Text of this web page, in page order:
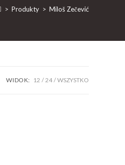
> Produkty > Miloš Zečević
WIDOK: 12 24 WSZYSTKO